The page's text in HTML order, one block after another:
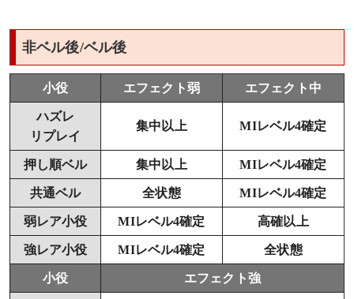
非ベル後/ベル後
小役 エフェクト弱 エフェクト中
ハズレ
リプレイ
集中以上 MIレベル4確定
押し順ベル 集中以上 MIレベル4確定
共通ベル 全状態 MIレベル4確定
弱レア小役 MIレベル4確定 高確以上
強レア小役 MIレベル4確定 全状態
小役 エフェクト強